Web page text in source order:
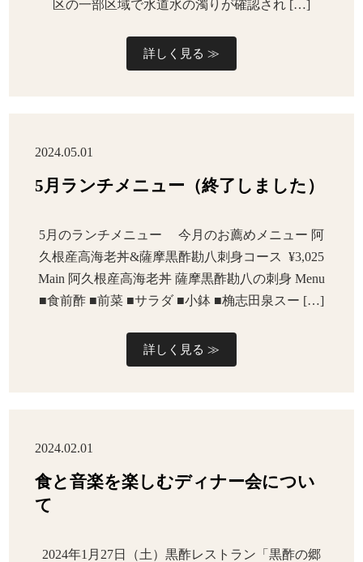
区の一部区域で水道水の濁りが確認され […]
詳しく見る ≫
2024.05.01
5月ランチメニュー（終了しました）
5月のランチメニュー 今月のお薦めメニュー 阿
久根産高海老丼&薩摩黒酢勘八刺身コース ¥3,025
Main 阿久根産高海老丼 薩摩黒酢勘八の刺身 Menu
■食前酢 ■前菜 ■サラダ ■小鉢 ■桷志田泉スー […]
詳しく見る ≫
2024.02.01
食と音楽を楽しむディナー会につい
て
2024年1月27日（土）黒酢レストラン「黒酢の郷